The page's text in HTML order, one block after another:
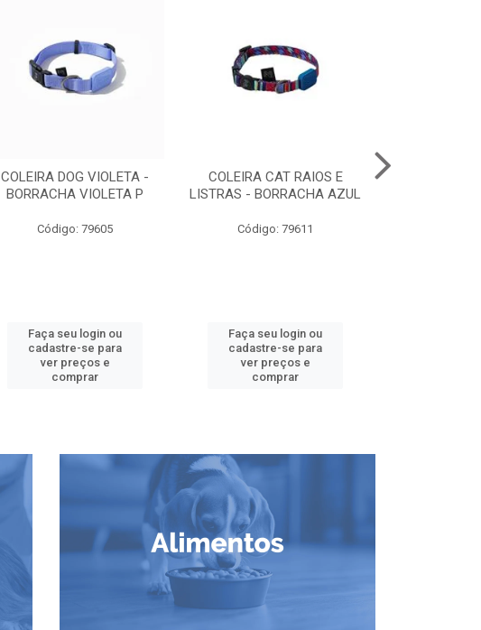
COLEIRA DOG VIOLETA -
BORRACHA VIOLETA P
Código: 79605
Faça seu login ou
cadastre-se para
ver preços e
comprar
COLEIRA CAT RAIOS E
LISTRAS - BORRACHA AZUL
Código: 79611
Faça seu login ou
cadastre-se para
ver preços e
comprar